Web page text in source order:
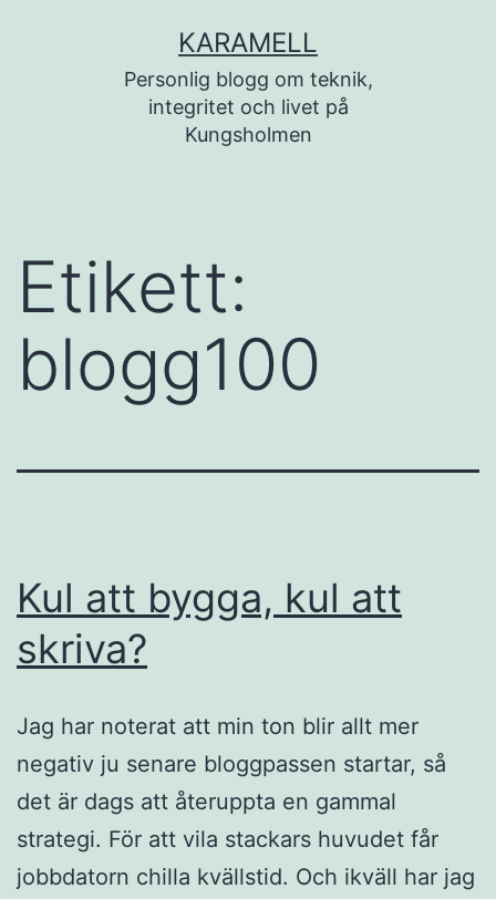
KARAMELL
Personlig blogg om teknik,
integritet och livet på
Kungsholmen
Etikett:
blogg100
Kul att bygga, kul att
skriva?
Jag har noterat att min ton blir allt mer
negativ ju senare bloggpassen startar, så
det är dags att återuppta en gammal
strategi. För att vila stackars huvudet får
jobbdatorn chilla kvällstid. Och ikväll har jag